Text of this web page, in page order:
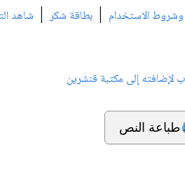
الاستخدام | بطاقة شكر| شاهد
لإضافته إلى مكتبة قنشرين
طباعة النص